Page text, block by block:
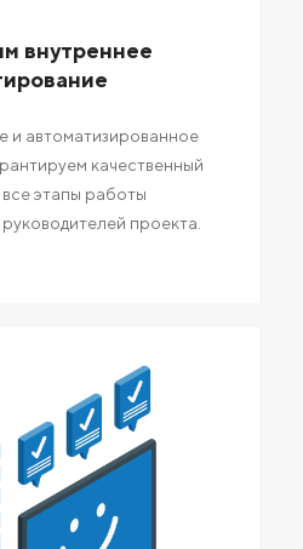
внутреннее
и автоматизированное
качественный
все этапы работы
проекта.